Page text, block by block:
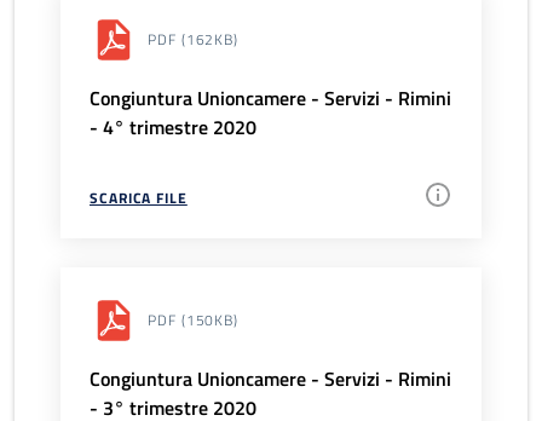
PDF (162KB)
Congiuntura Unioncamere - Servizi - Rimini
- 4° trimestre 2020
SCARICA FILE
PDF (150KB)
Congiuntura Unioncamere - Servizi - Rimini
- 3° trimestre 2020